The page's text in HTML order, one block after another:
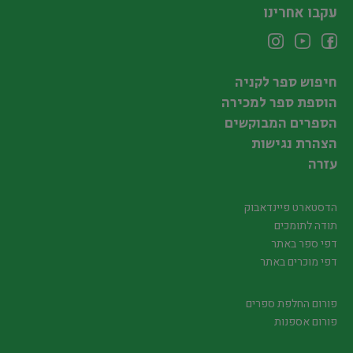
עקבו אחרינו
חיפוש ספר לקניה
הוספת ספר למכירה
הספרים המבוקשים
הצהרת נגישות
עזרה
הדסטארט פיינדאבוק
תודה לתומכים
דפי ספר באתר
דפי מוכרים באתר
פורום החלפת ספרים
פורום אספנות